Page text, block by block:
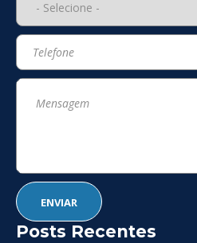
Posts Recentes